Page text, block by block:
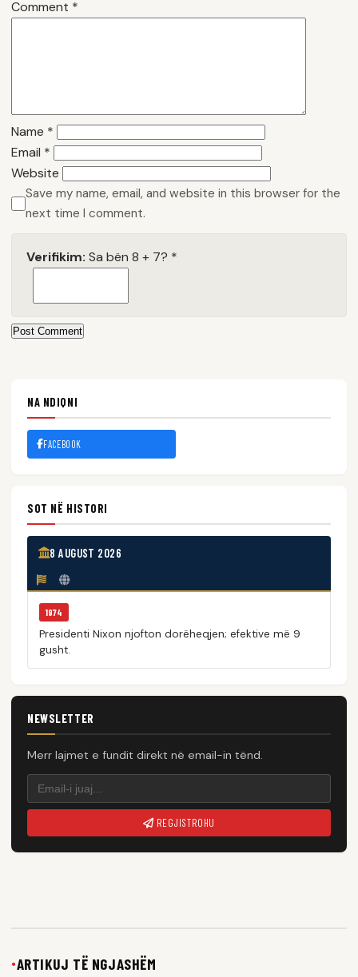
Comment *
Name *
Email *
Website
Save my name, email, and website in this browser for the
next time I comment.
Verifikim: Sa bën 8 + 7? *
Post Comment
NA NDIQNI
FACEBOOK
SOT NË HISTORI
8 AUGUST 2026
1974
Presidenti Nixon njofton dorëheqjen; efektive më 9
gusht.
NEWSLETTER
Merr lajmet e fundit direkt në email-in tënd.
REGJISTROHU
●ARTIKUJ TË NGJASHËM